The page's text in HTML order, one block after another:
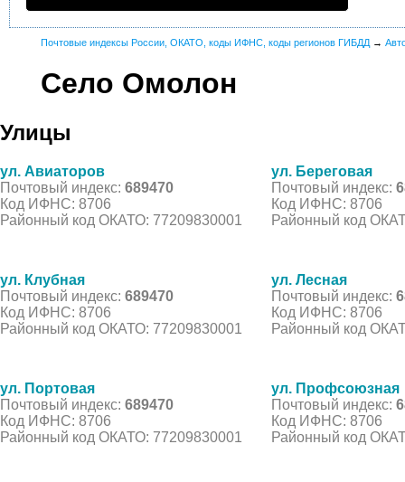
Почтовые индексы России, ОКАТО, коды ИФНС, коды регионов ГИБДД →
Село Омолон
Улицы
ул. Авиаторов
Почтовый индекс: 689470
Код ИФНС: 8706
Районный код ОКАТО: 77209830001
ул. Береговая
Почтовый индекс:
Код ИФНС: 8706
Районный код
ул. Клубная
Почтовый индекс: 689470
Код ИФНС: 8706
Районный код ОКАТО: 77209830001
ул. Лесная
Почтовый индекс:
Код ИФНС: 8706
Районный код
ул. Портовая
Почтовый индекс: 689470
Код ИФНС: 8706
Районный код ОКАТО: 77209830001
ул. Профсоюзная
Почтовый индекс:
Код ИФНС: 8706
Районный код